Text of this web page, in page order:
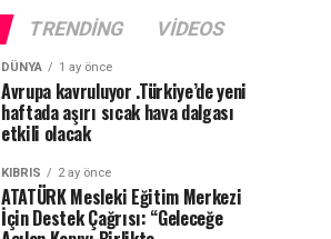
TRENDING VIDEOS
DÜNYA 1 ay önce
Avrupa kavruluyor .Türkiye’de yeni
haftada aşırı sıcak hava dalgası
etkili olacak
KIBRIS 2 ay önce
ATATÜRK Mesleki Eğitim Merkezi
İçin Destek Çağrısı: “Geleceğe